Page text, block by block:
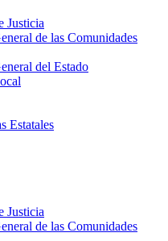
Justicia
de las Comunidades
del Estado
Estatales
Justicia
de las Comunidades